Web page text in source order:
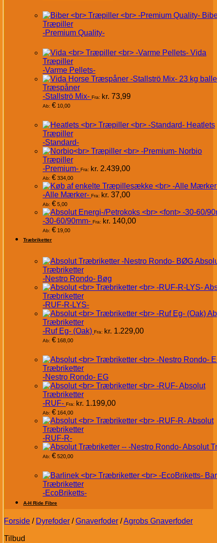
Træpiller
-Premium Quality-
Vida
Træpiller
-Varme Pellets-
Træspåner
-Stallströ Mix- Fra: kr. 73,99
Ab: € 10,00
Heatlets
Træpiller
-Standard-
Norbio
Træpiller
-Premium- Fra: kr. 2.439,00
Ab: € 334,00
-Alle Mærker- Fra: kr. 37,00
Ab: € 5,00
-30-60/90mm- Fra: kr. 140,00
Ab: € 19,00
Træbriketter
Træbriketter
-Nestro Rondo- Bøg
Træbriketter
-RUF-R-LYS-
Træbriketter
-Ruf Eg- (Oak) Fra: kr. 1.229,00
Ab: € 168,00
Træbriketter
-Nestro Rondo- EG
Absolut
Træbriketter
-RUF- Fra: kr. 1.199,00
Ab: € 164,00
Absolut
Træbriketter
-RUF-R-
Absolut
Ab: € 520,00
Træbriketter
-EcoBriketts-
A-H Ride Fibre
Forside / Dyrefoder / Gnaverfoder /Agrobs Gnaverfoder
Tilbud